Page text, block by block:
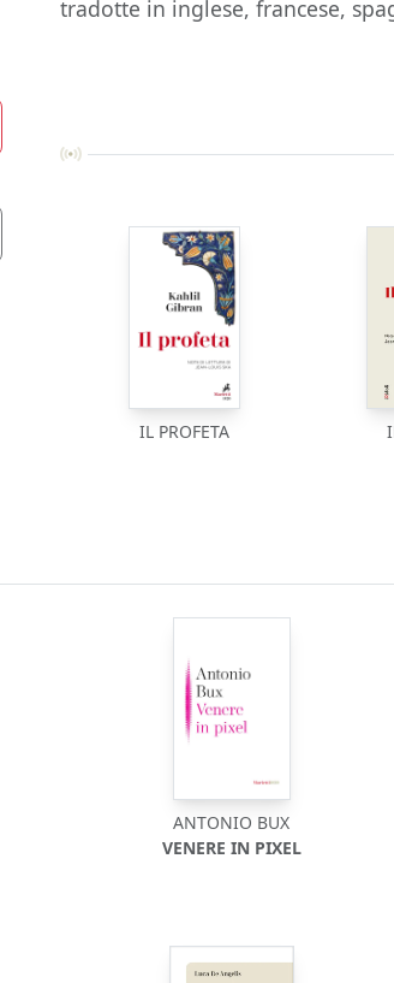
tradotte in inglese, francese,
IL PROFETA
ANTONIO BUX
VENERE IN PIXEL